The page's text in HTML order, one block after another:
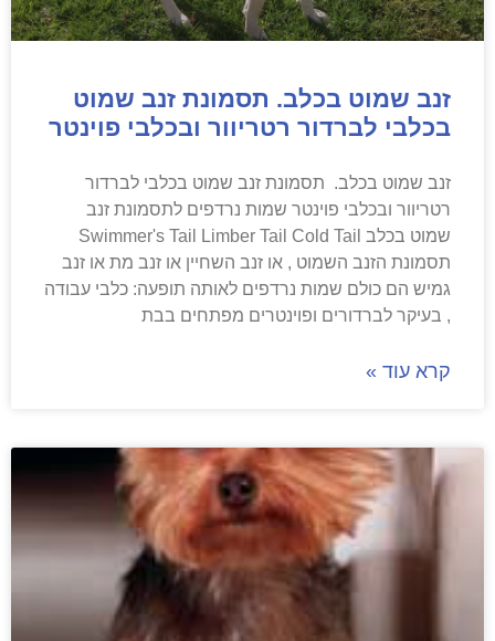
זנב שמוט בכלב. תסמונת זנב שמוט
בכלבי לברדור רטריוור ובכלבי פוינטר
זנב שמוט בכלב. תסמונת זנב שמוט בכלבי לברדור
רטריוור ובכלבי פוינטר שמות נרדפים לתסמונת זנב
שמוט בכלב Swimmer's Tail Limber Tail Cold Tail
תסמונת הזנב השמוט , או זנב השחיין או זנב מת או זנב
גמיש הם כולם שמות נרדפים לאותה תופעה: כלבי עבודה
, בעיקר לברדורים ופוינטרים מפתחים בבת
קרא עוד »